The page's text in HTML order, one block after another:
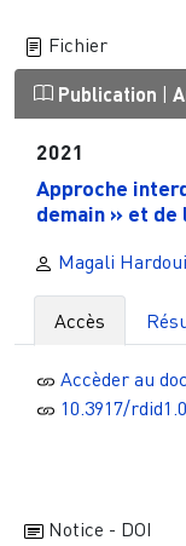
Fichier
Publication |
2021
Approche
demain » et de
Magali
Accès
Accèder au
10.3917/
Notice - DOI